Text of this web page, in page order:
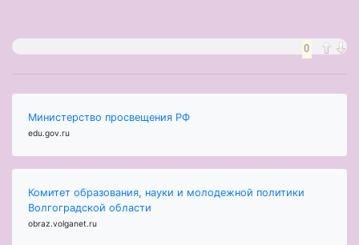
0
Министерство просвещения РФ
edu.gov.ru
Комитет образования, науки и молодежной политики
Волгоградской области
obraz.volganet.ru